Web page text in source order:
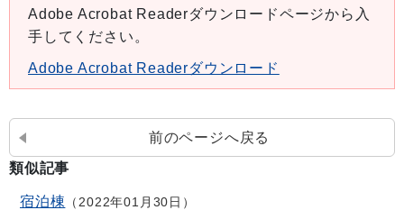
Adobe Acrobat Readerダウンロードページから入
手してください。
Adobe Acrobat Readerダウンロード
前のページへ戻る
類似記事
宿泊棟 2022年01月30日